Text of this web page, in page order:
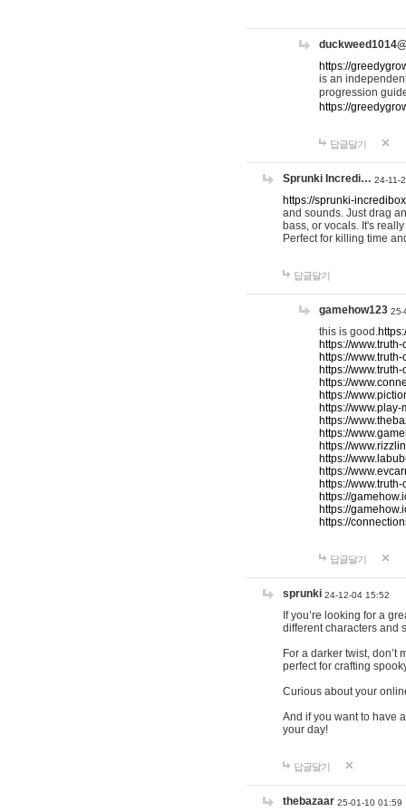
https://
is an
progression
https://
답글달기
Sprunki Incredi… 24-11-
https://sprunki-
and sounds. Just drag
bass, or vocals. It's
Perfect for killing time
답글달기
gamehow123 25-
this is good.
https://
https://
https://
https://
https://
https://
https://
https://
https://
https://
https://
https://
https://
https://
https://
답글달기
sprunki 24-12-04 15:52
If you’re looking for a
different characters and
For a darker twist, don’t
perfect for crafting
Curious about your
And if you want to have
your day!
답글달기
thebazaar 25-01-10 01:59